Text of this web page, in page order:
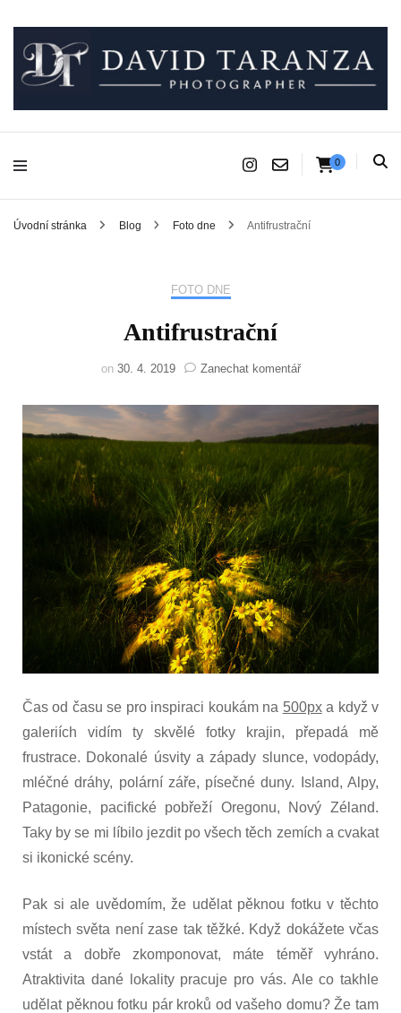
David Taranza
Fotograf pro chvíle, na kterých záleží.
0
Úvodní stránka Blog Foto dne Antifrustrační
FOTO DNE
Antifrustrační
on 30. 4. 2019 Zanechat komentářna
Čas od času se pro inspiraci koukám na 500pxa když v
galeriích vidím ty skvělé fotky krajin, přepadá mě
frustrace. Dokonalé úsvity a západy slunce, vodopády,
mléčné dráhy, polární záře, písečné duny. Island, Alpy,
Patagonie, pacifické pobřeží Oregonu, Nový Zéland.
Taky by se mi líbilo jezdit po všech těch zemích a cvakat
si ikonické scény.
Pak si ale uvědomím, že udělat pěknou fotku v těchto
místech světa není zase tak těžké. Když dokážete včas
vstát a dobře zkomponovat, máte téměř vyhráno.
Atraktivita dané lokality pracuje pro vás. Ale co takhle
udělat pěknou fotku pár kroků od vašeho domu? Že tam